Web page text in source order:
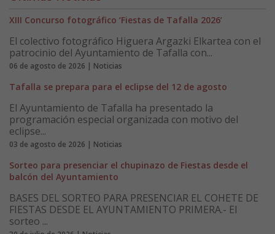
XIII Concurso fotográfico ‘Fiestas de Tafalla 2026’
El colectivo fotográfico Higuera Argazki Elkartea con el
patrocinio del Ayuntamiento de Tafalla con...
06 de agosto de 2026 | Noticias
Tafalla se prepara para el eclipse del 12 de agosto
El Ayuntamiento de Tafalla ha presentado la
programación especial organizada con motivo del
eclipse...
03 de agosto de 2026 | Noticias
Sorteo para presenciar el chupinazo de Fiestas desde el
balcón del Ayuntamiento
BASES DEL SORTEO PARA PRESENCIAR EL COHETE DE
FIESTAS DESDE EL AYUNTAMIENTO PRIMERA.- El
sorteo ...